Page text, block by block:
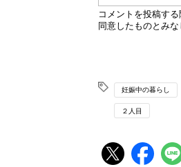
妊娠中の暮らし
２人目